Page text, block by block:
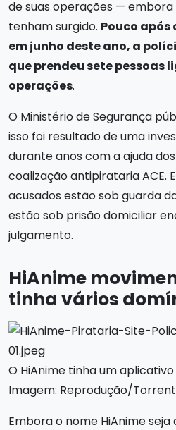
de suas operações —
tenham surgido. Pouco
em junho deste ano, a
que prendeu sete pessoas
operações.
O Ministério de Segurança
isso foi resultado de uma
durante anos com a ajuda
coalização antipirataria ACE.
acusados estão sob guarda
estão sob prisão domiciliar
julgamento.
HiAnime
tinha vários
O HiAnime tinha um
Imagem: Reprodução/
Embora o nome HiAnime seja